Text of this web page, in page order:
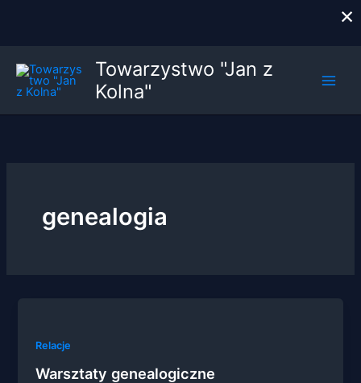
treści
Towarzystwo "Jan z
Kolna"
genealogia
Relacje
Warsztaty genealogiczne
×